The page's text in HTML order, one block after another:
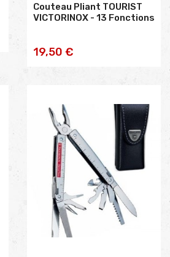
Couteau Pliant TOURIST
VICTORINOX - 13 Fonctions
19,50 €